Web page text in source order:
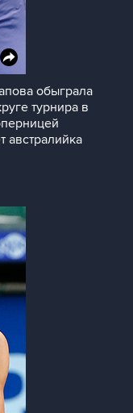
обыграла
турнира в
австралийка